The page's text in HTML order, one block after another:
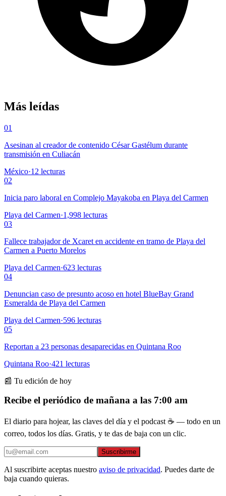
Más leídas
01
Asesinan al creador de contenido César Gastélum durante
transmisión en Culiacán
México·12 lecturas
02
Inicia paro laboral en Complejo Mayakoba en Playa del Carmen
Playa del Carmen·1,998 lecturas
03
Fallece trabajador de Xcaret en accidente en tramo de Playa del
Carmen a Puerto Morelos
Playa del Carmen·623 lecturas
04
Denuncian caso de presunto acoso en hotel BlueBay Grand
Esmeralda de Playa del Carmen
Playa del Carmen·596 lecturas
05
Reportan a 23 personas desaparecidas en Quintana Roo
Quintana Roo·421 lecturas
📰 Tu edición de hoy
Recibe el periódico de mañana a las 7:00 am
El diario para hojear, las claves del día y el podcast ☕ — todo en un
correo, todos los días. Gratis, y te das de baja con un clic.
Suscribirme
Al suscribirte aceptas nuestro aviso de privacidad. Puedes darte de
baja cuando quieras.